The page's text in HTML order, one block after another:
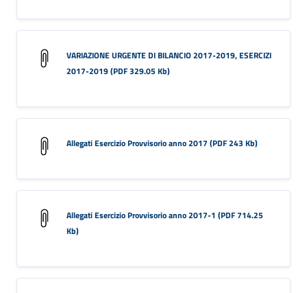
VARIAZIONE URGENTE DI BILANCIO 2017-2019, ESERCIZI
2017-2019 (PDF 329.05 Kb)
Allegati Esercizio Provvisorio anno 2017 (PDF 243 Kb)
Allegati Esercizio Provvisorio anno 2017-1 (PDF 714.25
Kb)